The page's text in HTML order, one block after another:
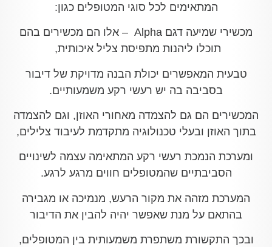
המתאימים לכל סוגי המטופלים כגון:
מכשירי שמיעה דגם Alpha – אלו הם מכשירים בהם
תוכלו ליהנות מתפיסת צליל איכותית,
טבעית המאפשרים יכולת הבנה מדויקת של דיבור
בסביבה בה יש רעשי רקע משמעותיים.
המכשירים הם גם להצמדה מאחורי האוזן, וגם להצמדה
בתוך האוזן ובעלי טכנולוגיה מתקדמת לעיבוד צלילים,
ומערכת הנמכת רעשי רקע המתאימה עצמה לשינויים
הסביבתיים שהמטופלים חווים מרגע לרגע.
המערכת מזהה את מקור הרעש, מנמיכה או מגבירה
בהתאם על מנת שאפשר יהיה להבין את הדיבור
ובכך התקשורת משתפרת משמעותית בין המטופלים,